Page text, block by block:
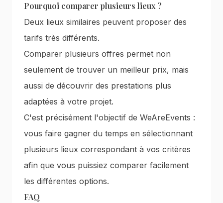
Pourquoi comparer plusieurs lieux ?
Deux lieux similaires peuvent proposer des
tarifs très différents.
Comparer plusieurs offres permet non
seulement de trouver un meilleur prix, mais
aussi de découvrir des prestations plus
adaptées à votre projet.
C'est précisément l'objectif de WeAreEvents :
vous faire gagner du temps en sélectionnant
plusieurs lieux correspondant à vos critères
afin que vous puissiez comparer facilement
les différentes options.
FAQ